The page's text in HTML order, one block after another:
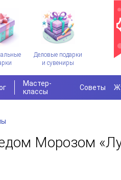
Деловые подарки
и сувениры
Мастер-
классы
Советы
Морозом